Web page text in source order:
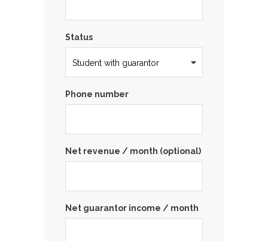
Status
Phone number
Net revenue / month (optional)
Net guarantor income / month